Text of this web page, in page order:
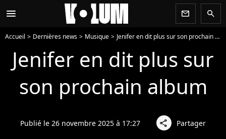
menu newsletter search
Accueil Dernières news Musique Jenifer en dit plus sur son prochain album
Jenifer en dit plus sur
son prochain album
Publié le 26 novembre 2025 à 17:27 share Partager